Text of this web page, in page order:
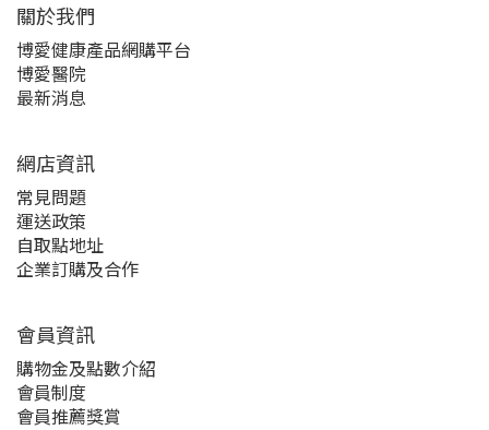
關於我們‎
博愛健康產品網購平台
博愛醫院
最新消息
網店資訊
常見問題
運送政策
自取點地址
企業訂購及合作
會員資訊
購物金及點數介紹
會員制度
會員推薦獎賞